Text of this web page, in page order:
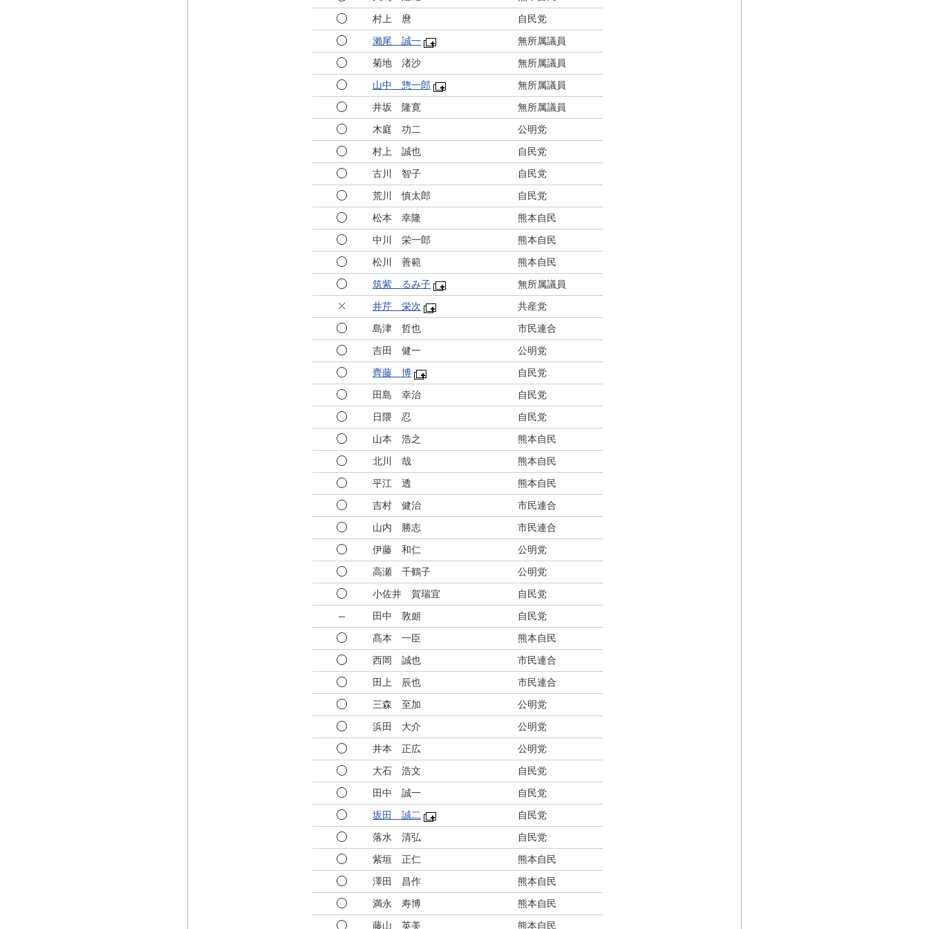
村上 麿 自民党
瀨尾 誠一 無所属議員
菊地 渚沙 無所属議員
山中 惣一郎 無所属議員
井坂 隆寛 無所属議員
木庭 功二 公明党
村上 誠也 自民党
古川 智子 自民党
荒川 慎太郎 自民党
松本 幸隆 熊本自民
中川 栄一郎 熊本自民
松川 善範 熊本自民
筑紫 るみ子 無所属議員
井芹 栄次 共産党
島津 哲也 市民連合
吉田 健一 公明党
齊藤 博 自民党
田島 幸治 自民党
日隈 忍 自民党
山本 浩之 熊本自民
北川 哉 熊本自民
平江 透 熊本自民
吉村 健治 市民連合
山内 勝志 市民連合
伊藤 和仁 公明党
高瀬 千鶴子 公明党
小佐井 賀瑞宜 自民党
田中 敦朗 自民党
髙本 一臣 熊本自民
西岡 誠也 市民連合
田上 辰也 市民連合
三森 至加 公明党
浜田 大介 公明党
井本 正広 公明党
大石 浩文 自民党
田中 誠一 自民党
坂田 誠二 自民党
落水 清弘 自民党
紫垣 正仁 熊本自民
澤田 昌作 熊本自民
満永 寿博 熊本自民
藤山 英美 熊本自民